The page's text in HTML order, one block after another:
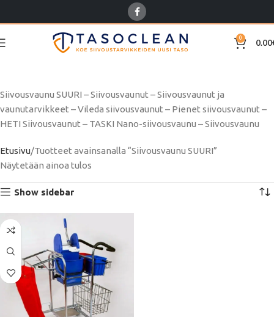
0 0.00
Siivousvaunu SUURI – Siivousvaunut – Siivousvaunut ja
vaunutarvikkeet – Vileda siivousvaunut – Pienet siivousvaunut –
HETI Siivousvaunut – TASKI Nano-siivousvaunu – Siivousvaunu
Etusivu Tuotteet avainsanalla “Siivousvaunu SUURI”
Näytetään ainoa tulos
Show sidebar